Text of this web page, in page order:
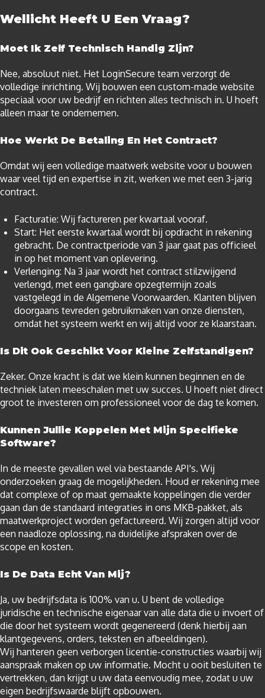
Wellicht Heeft U Een Vraag?
Moet Ik Zelf Technisch Handig Zijn?
Nee, absoluut niet. Het LoginSecure team verzorgt de
volledige inrichting. Wij bouwen een custom-made website
speciaal voor uw bedrijf en richten alles technisch in. U hoeft
alleen maar te ondernemen.
Hoe Werkt De Betaling En Het Contract?
Omdat wij een volledige maatwerk website voor u bouwen
waar veel tijd en expertise in zit, werken we met een 3-jarig
contract.
Facturatie: Wij factureren per kwartaal vooraf.
Start: Het eerste kwartaal wordt bij opdracht in rekening
gebracht. De contractperiode van 3 jaar gaat pas officieel
in op het moment van oplevering.
Verlenging: Na 3 jaar wordt het contract stilzwijgend
verlengd, met een gangbare opzegtermijn zoals
vastgelegd in de Algemene Voorwaarden. Klanten blijven
doorgaans tevreden gebruikmaken van onze diensten,
omdat het systeem werkt en wij altijd voor ze klaarstaan.
Is Dit Ook Geschikt Voor Kleine Zelfstandigen?
Zeker. Onze kracht is dat we klein kunnen beginnen en de
techniek laten meeschalen met uw succes. U hoeft niet direct
groot te investeren om professioneel voor de dag te komen.
Kunnen Jullie Koppelen Met Mijn Specifieke
Software?
In de meeste gevallen wel via bestaande API's. Wij
onderzoeken graag de mogelijkheden. Houd er rekening mee
dat complexe of op maat gemaakte koppelingen die verder
gaan dan de standaard integraties in ons MKB-pakket, als
maatwerkproject worden gefactureerd. Wij zorgen altijd voor
een naadloze oplossing, na duidelijke afspraken over de
scope en kosten.
Is De Data Echt Van Mij?
Ja, uw bedrijfsdata is 100% van u. U bent de volledige
juridische en technische eigenaar van alle data die u invoert of
die door het systeem wordt gegenereerd (denk hierbij aan
klantgegevens, orders, teksten en afbeeldingen).
Wij hanteren geen verborgen licentie-constructies waarbij wij
aanspraak maken op uw informatie. Mocht u ooit besluiten te
vertrekken, dan krijgt u uw data eenvoudig mee, zodat u uw
eigen bedrijfswaarde blijft opbouwen.